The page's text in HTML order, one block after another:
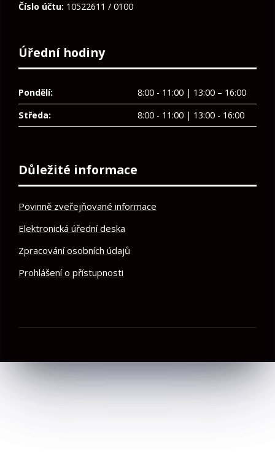
Číslo účtu: 10522611 / 0100
Úřední hodiny
Pondělí:
8:00 - 11:00 | 13:00 – 16:00
Středa:
8:00 - 11:00 | 13:00 - 16:00
Důležité informace
Povinně zveřejňované informace
Elektronická úřední deska
Zpracování osobních údajů
Prohlášení o přístupnosti